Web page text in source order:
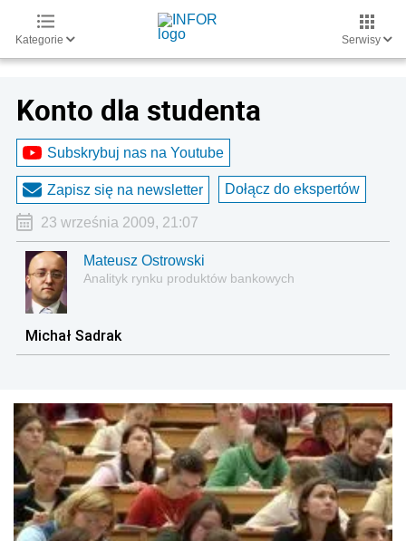
Kategorie Serwisy
Konto dla studenta
Subskrybuj nas na Youtube
Zapisz się na newsletter Dołącz do ekspertów
23 września 2009, 21:07
Mateusz Ostrowski
Analityk rynku produktów bankowych
Michał Sadrak